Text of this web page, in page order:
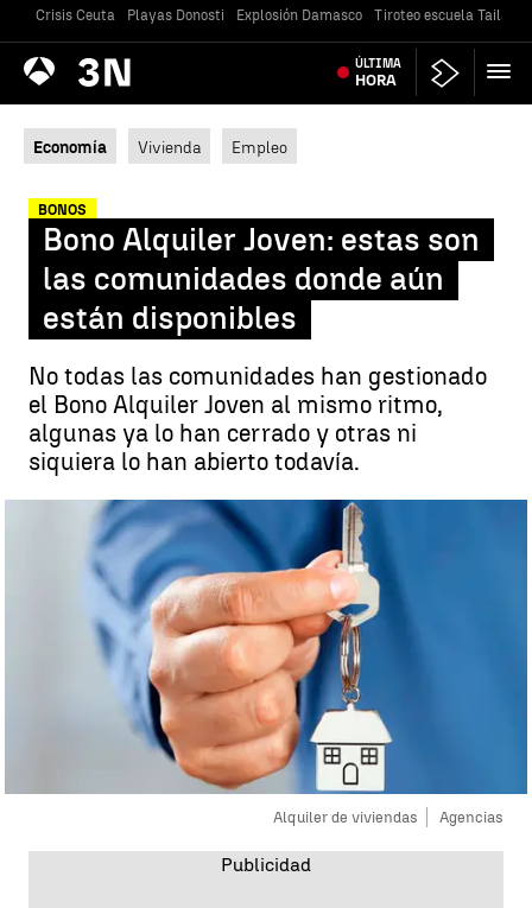
Crisis Ceuta Playas Donosti Explosión Damasco Tiroteo escuela
Antena
3 Noticias ÚLTIMA
HORA
Economía Vivienda Empleo
BONOS
Bono Alquiler Joven: estas son
las comunidades donde aún
están disponibles
No todas las comunidades han gestionado
el Bono Alquiler Joven al mismo ritmo,
algunas ya lo han cerrado y otras ni
siquiera lo han abierto todavía.
Alquiler de viviendas Agencias